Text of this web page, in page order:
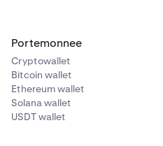
Portemonnee
Cryptowallet
Bitcoin wallet
Ethereum wallet
Solana wallet
USDT wallet